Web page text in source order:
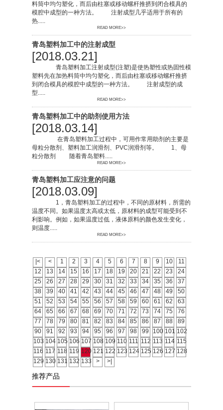
料筒中均匀塑化，而后由柱塞或移动螺杆推挤到闭合模具的
模腔中成型的一种方法。 注射成型几乎适用于所有的
热.....
READ MORE>>
青岛塑料加工中的注射成型
[2018.03.21]
青岛塑料加工注射成型(注塑)是使热塑性或热固性模
塑料先在加热料筒中均匀塑化，而后由柱塞或移动螺杆推挤
到闭合模具的模腔中成型的一种方法。 注射成型的成
型.....
READ MORE>>
青岛塑料加工中的助剂使用方法
[2018.03.14]
在青岛塑料加工过程中，可用作常用助剂的主要是
母粒分散剂、塑料加工润滑剂、PVC润滑剂等。 1、母
粒分散剂 随着青岛塑料.....
READ MORE>>
青岛塑料加工应注意的问题
[2018.03.09]
1，青岛塑料加工的过程中，不同的原材料，所需的
温度不同。如果温度太高或太低，原材料的成型可能受到不
利影响。例如，如果温度过低，液体原料的颜色发生变化，
则温度.....
READ MORE>>
|< < 1 2 3 4 5 6 7 8 9 10
11
12
13 14 15 16 17 18 19 20 21 22 23
24
25
26 27 28 29 30 31 32 33 34 35 36
37
38
39 40 41 42 43 44 45 46 47 48 49
50
51
52 53 54 55 56 57 58 59 60 61 62
63
64
65 66 67 68 69 70 71 72 73 74 75
76
77
78 79 80 81 82 83 84 85 86 87 88
89
90
91 92 93 94 95 96 97 98 99 100 101 102
103 104 105 106 107 108 109 110 111 112 113 114 115
116 117 118 119 120 121 122 123 124 125 126 127 128
129 130 131 132 133 > >|
推荐产品